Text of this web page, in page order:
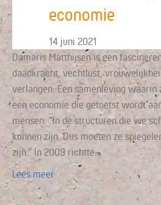
economie
14 juni 2021
Damaris Matthijsen is een
daadkracht, vechtlust,
verlangen: Een samenleving
een economie die getoetst wordt
mensen: “In de structuren die we
kunnen zijn. Dus moeten ze
zijn.” In 2009 richtte…
Lees meer